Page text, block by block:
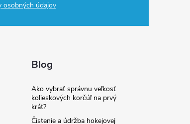
osobných údajov
Blog
Ako vybrať správnu veľkosť
kolieskových korčúľ na prvý
krát?
Čistenie a údržba hokejovej